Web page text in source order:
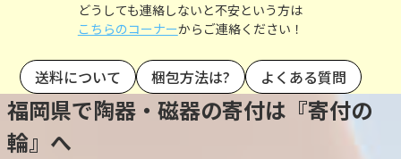
どうしても連絡しないと不安という方は
こちらのコーナーからご連絡ください！
送料について 梱包方法は? よくある質問
福岡県で陶器・磁器の寄付は『寄付の
輪』へ